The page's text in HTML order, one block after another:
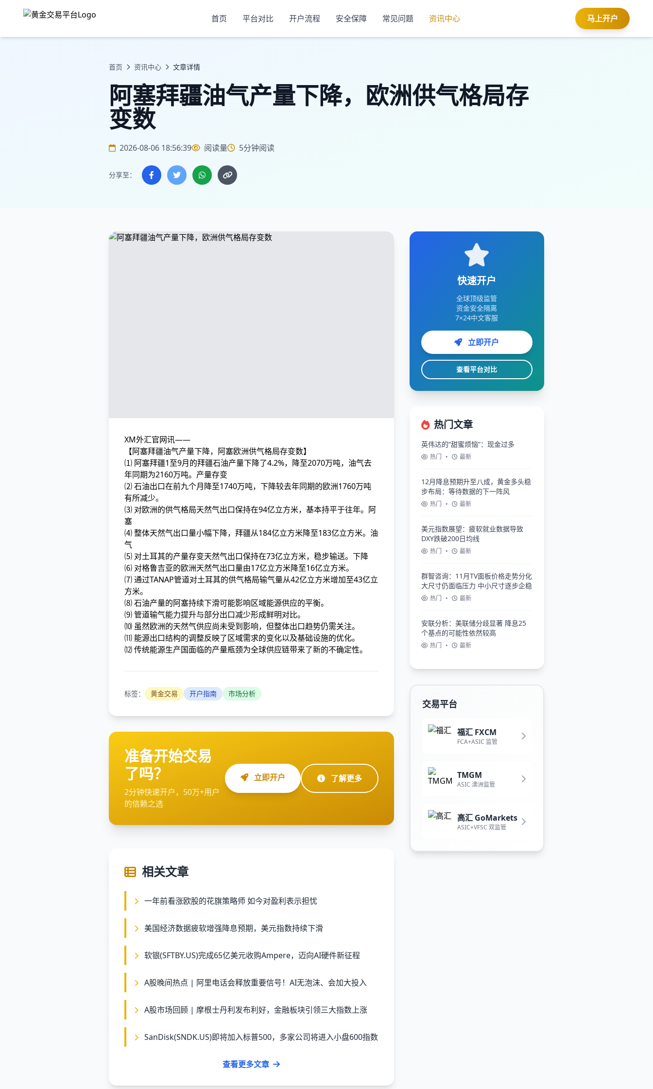
首页 平台对比 开户流程 安全保障 常见问题 资讯中心 马上开户
首页 资讯中心 文章详情
阿塞拜疆油气产量下降，欧洲供气格局存
变数
2026-08-06 18:56:39 阅读量 5分钟阅读
分享至：
XM外汇官网讯——
【阿塞拜疆油气产量下降，阿塞欧洲供气格局存变数】
⑴ 阿塞拜疆1至9月的拜疆石油产量下降了4.2%，降至2070万吨，油气去
年同期为2160万吨。产量存变
⑵ 石油出口在前九个月降至1740万吨，下降较去年同期的欧洲1760万吨
有所减少。
⑶ 对欧洲的供气格局天然气出口保持在94亿立方米，基本持平于往年。阿
塞
⑷ 整体天然气出口量小幅下降，拜疆从184亿立方米降至183亿立方米。油
气
⑸ 对土耳其的产量存变天然气出口保持在73亿立方米，稳步输送。下降
⑹ 对格鲁吉亚的欧洲天然气出口量由17亿立方米降至16亿立方米。
⑺ 通过TANAP管道对土耳其的供气格局输气量从42亿立方米增加至43亿立
方米。
⑻ 石油产量的阿塞持续下滑可能影响区域能源供应的平衡。
⑼ 管道输气能力提升与部分出口减少形成鲜明对比。
⑽ 虽然欧洲的天然气供应尚未受到影响，但整体出口趋势仍需关注。
⑾ 能源出口结构的调整反映了区域需求的变化以及基础设施的优化。
⑿ 传统能源生产国面临的产量瓶颈为全球供应链带来了新的不确定性。
标签： 黄金交易 开户指南 市场分析
准备开始交易
了吗？
2分钟快速开户，50万+用户
的信赖之选
立即开户 了解更多
相关文章
一年前看涨欧股的花旗策略师 如今对盈利表示担忧
美国经济数据疲软增强降息预期，美元指数持续下滑
软银(SFTBY.US)完成65亿美元收购Ampere，迈向AI硬件新征程
A股晚间热点 | 阿里电话会释放重要信号！AI无泡沫、会加大投入
A股市场回顾 | 摩根士丹利发布利好，金融板块引领三大指数上涨
SanDisk(SNDK.US)即将加入标普500，多家公司将进入小盘600指数
查看更多文章
快速开户
全球顶级监管
资金安全隔离
7×24中文客服
立即开户
查看平台对比
热门文章
英伟达的“甜蜜烦恼”：现金过多
热门 • 最新
12月降息预期升至八成，黄金多头稳
步布局：等待数据的下一阵风
热门 • 最新
美元指数展望：疲软就业数据导致
DXY跌破200日均线
热门 • 最新
群智咨询：11月TV面板价格走势分化
大尺寸仍面临压力 中小尺寸逐步企稳
热门 • 最新
安联分析：美联储分歧显著 降息25
个基点的可能性依然较高
热门 • 最新
交易平台
福汇 FXCM
FCA+ASIC 监管
TMGM
ASIC 澳洲监管
高汇 GoMarkets
ASIC+VFSC 双监管